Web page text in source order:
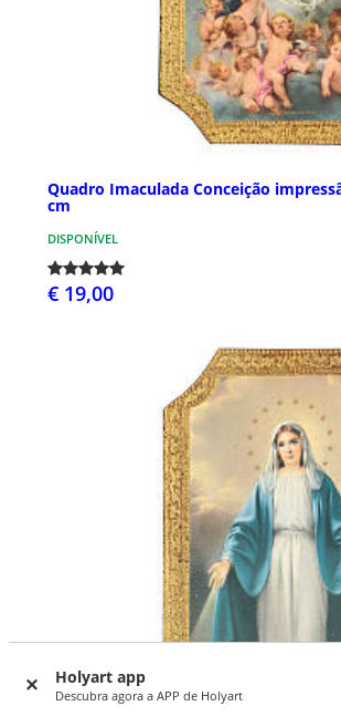
Holyart app
Descubra agora a APP de Holyart
Quadro Imaculada Conceição
cm
DISPONÍVEL
€ 19,00